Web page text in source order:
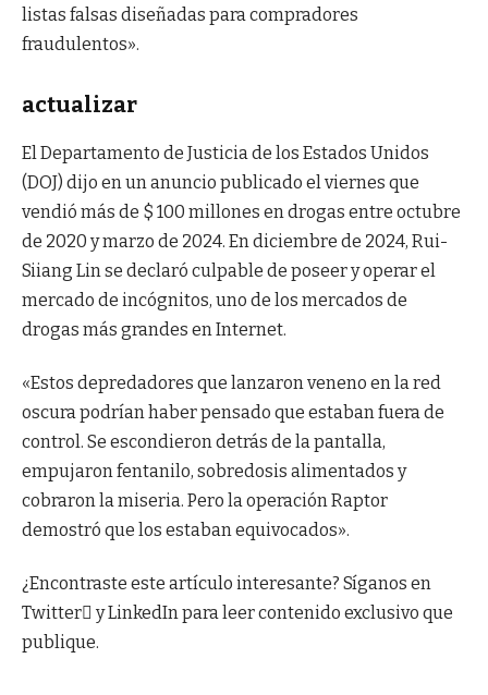
listas falsas diseñadas para compradores
fraudulentos».
actualizar
El Departamento de Justicia de los Estados Unidos
(DOJ) dijo en un anuncio publicado el viernes que
vendió más de $ 100 millones en drogas entre octubre
de 2020 y marzo de 2024. En diciembre de 2024, Rui-
Siiang Lin se declaró culpable de poseer y operar el
mercado de incógnitos, uno de los mercados de
drogas más grandes en Internet.
«Estos depredadores que lanzaron veneno en la red
oscura podrían haber pensado que estaban fuera de
control. Se escondieron detrás de la pantalla,
empujaron fentanilo, sobredosis alimentados y
cobraron la miseria. Pero la operación Raptor
demostró que los estaban equivocados».
¿Encontraste este artículo interesante? Síganos en
Twitter y LinkedIn para leer contenido exclusivo que
publique.